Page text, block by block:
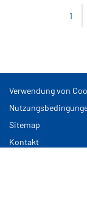
1
Verwendung von
Sitemap
Kontakt